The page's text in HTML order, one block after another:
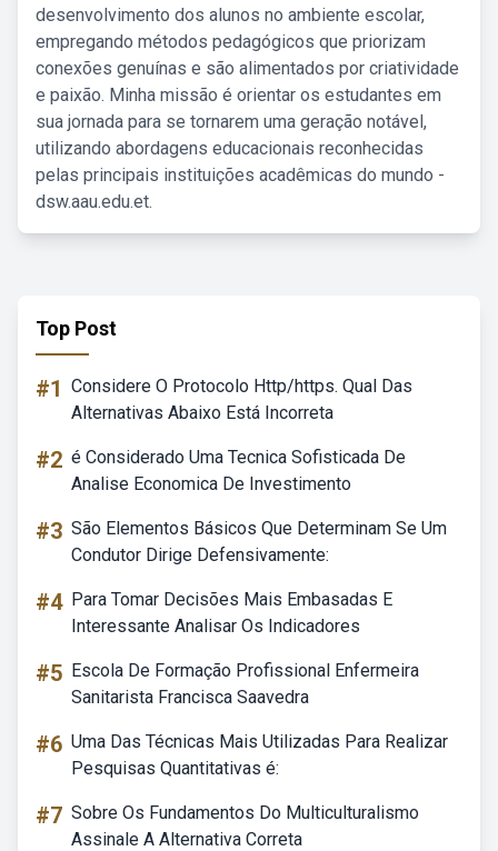
desenvolvimento dos alunos no ambiente escolar,
empregando métodos pedagógicos que priorizam
conexões genuínas e são alimentados por criatividade
e paixão. Minha missão é orientar os estudantes em
sua jornada para se tornarem uma geração notável,
utilizando abordagens educacionais reconhecidas
pelas principais instituições acadêmicas do mundo -
dsw.aau.edu.et.
Top Post
#1 Considere O Protocolo Http/https. Qual Das
Alternativas Abaixo Está Incorreta
#2 é Considerado Uma Tecnica Sofisticada De
Analise Economica De Investimento
#3 São Elementos Básicos Que Determinam Se Um
Condutor Dirige Defensivamente:
#4 Para Tomar Decisões Mais Embasadas E
Interessante Analisar Os Indicadores
#5 Escola De Formação Profissional Enfermeira
Sanitarista Francisca Saavedra
#6 Uma Das Técnicas Mais Utilizadas Para Realizar
Pesquisas Quantitativas é:
#7 Sobre Os Fundamentos Do Multiculturalismo
Assinale A Alternativa Correta